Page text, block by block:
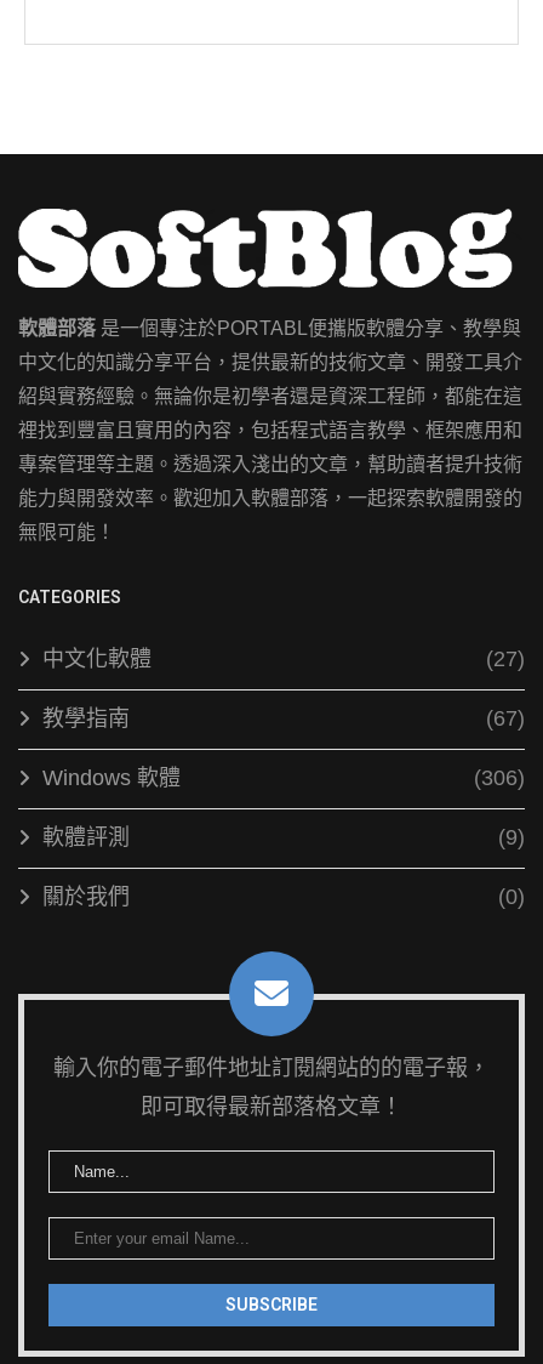
軟體部落是一個專注於PORTABL便攜版軟體分享、教學與
中文化的知識分享平台，提供最新的技術文章、開發工具介
紹與實務經驗。無論你是初學者還是資深工程師，都能在這
裡找到豐富且實用的內容，包括程式語言教學、框架應用和
專案管理等主題。透過深入淺出的文章，幫助讀者提升技術
能力與開發效率。歡迎加入軟體部落，一起探索軟體開發的
無限可能！
CATEGORIES
中文化軟體 (27)
教學指南 (67)
Windows 軟體 (306)
軟體評測 (9)
關於我們 (0)
輸入你的電子郵件地址訂閱網站的的電子報，
即可取得最新部落格文章！